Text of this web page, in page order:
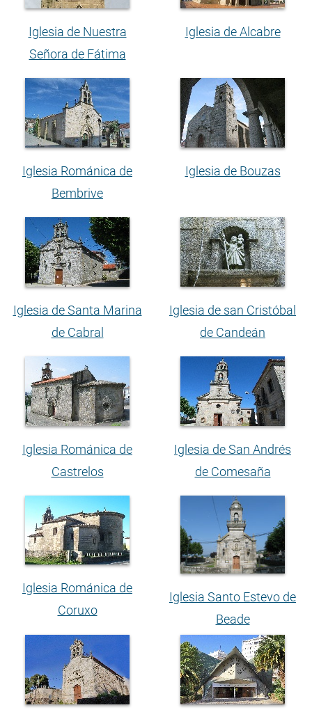
Iglesia de Nuestra
Señora de Fátima
Iglesia de Alcabre
Iglesia Románica de
Bembrive
Iglesia de Bouzas
Iglesia de Santa Marina
de Cabral
Iglesia de san Cristóbal
de Candeán
Iglesia Románica de
Castrelos
Iglesia de San Andrés
de Comesaña
Iglesia Románica de
Coruxo
Iglesia Santo Estevo de
Beade